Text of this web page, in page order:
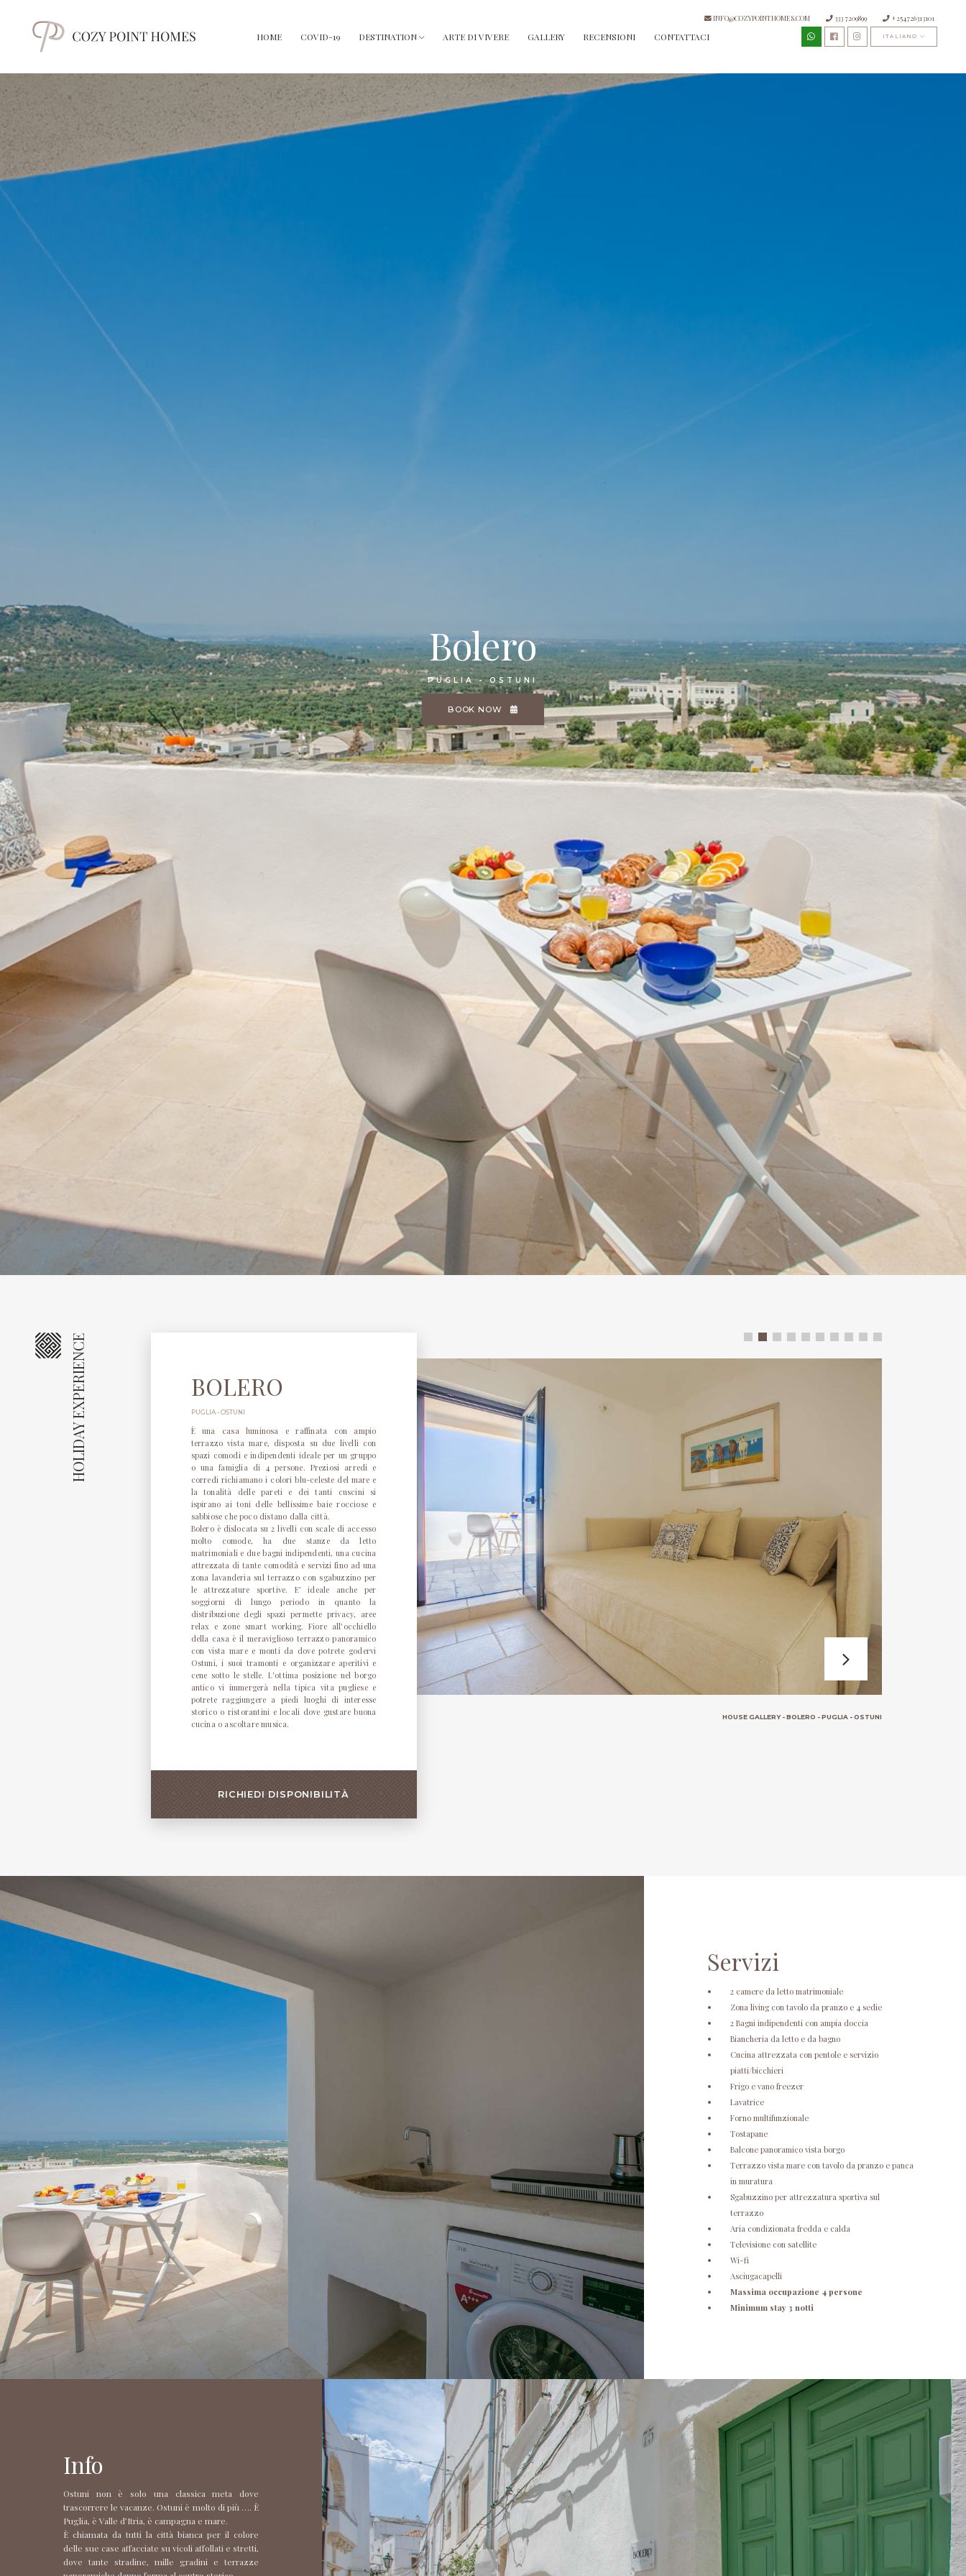
INFO@COZYPOINTHOMES.COM 333 7209899 +254726313101
HOME COVID-19 DESTINATION ARTE DI VIVERE GALLERY RECENSIONI CONTATTACI ITALIANO
Bolero
PUGLIA - OSTUNI
BOOK NOW
HOLIDAY EXPERIENCE BOLERO
PUGLIA - OSTUNI
È una casa luminosa e raffinata con ampio
terrazzo vista mare, disposta su due livelli con
spazi comodi e indipendenti ideale per un gruppo
o una famiglia di 4 persone. Preziosi arredi e
corredi richiamano i colori blu-celeste del mare e
la tonalità delle pareti e dei tanti cuscini si
ispirano ai toni delle bellissime baie rocciose e
sabbiose che poco distano dalla città.
Bolero è dislocata su 2 livelli con scale di accesso
molto comode, ha due stanze da letto
matrimoniali e due bagni indipendenti, una cucina
attrezzata di tante comodità e servizi fino ad una
zona lavanderia sul terrazzo con sgabuzzino per
le attrezzature sportive. E’ ideale anche per
soggiorni di lungo periodo in quanto la
distribuzione degli spazi permette privacy, aree
relax e zone smart working. Fiore all’occhiello
della casa è il meraviglioso terrazzo panoramico
con vista mare e monti da dove potrete godervi
Ostuni, i suoi tramonti e organizzare aperitivi e
cene sotto le stelle. L'ottima posizione nel borgo
antico vi immergerà nella tipica vita pugliese e
potrete raggiungere a piedi luoghi di interesse
storico o ristorantini e locali dove gustare buona
cucina o ascoltare musica.
RICHIEDI DISPONIBILITÀ
HOUSE GALLERY - BOLERO - PUGLIA - OSTUNI
Servizi
2 camere da letto matrimoniale
Zona living con tavolo da pranzo e 4 sedie
2 Bagni indipendenti con ampia doccia
Biancheria da letto e da bagno
Cucina attrezzata con pentole e servizio
piatti/bicchieri
Frigo e vano freezer
Lavatrice
Forno multifunzionale
Tostapane
Balcone panoramico vista borgo
Terrazzo vista mare con tavolo da pranzo e panca
in muratura
Sgabuzzino per attrezzatura sportiva sul
terrazzo
Aria condizionata fredda e calda
Televisione con satellite
Wi-fi
Asciugacapelli
Massima occupazione 4 persone
Minimum stay 3 notti
Info
Ostuni non è solo una classica meta dove
trascorrere le vacanze. Ostuni è molto di più …. È
Puglia, è Valle d’Itria, è campagna e mare.
È chiamata da tutti la città bianca per il colore
delle sue case affacciate su vicoli affollati e stretti,
dove tante stradine, mille gradini e terrazze